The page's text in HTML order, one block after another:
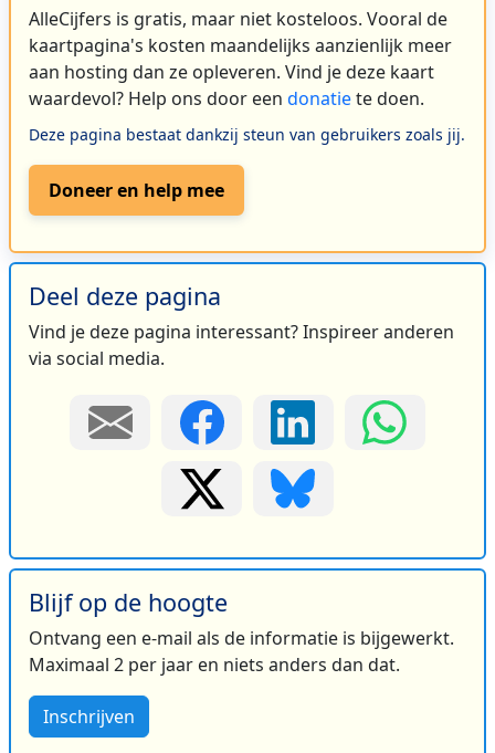
AlleCijfers is gratis, maar niet kosteloos. Vooral de
kaartpagina's kosten maandelijks aanzienlijk meer
aan hosting dan ze opleveren. Vind je deze kaart
waardevol? Help ons door een donatiete doen.
Deze pagina bestaat dankzij steun van gebruikers zoals jij.
Doneer en help mee
Deel deze pagina
Vind je deze pagina interessant? Inspireer anderen
via social media.
Blijf op de hoogte
Ontvang een e-mail als de informatie is bijgewerkt.
Maximaal 2 per jaar en niets anders dan dat.
Inschrijven